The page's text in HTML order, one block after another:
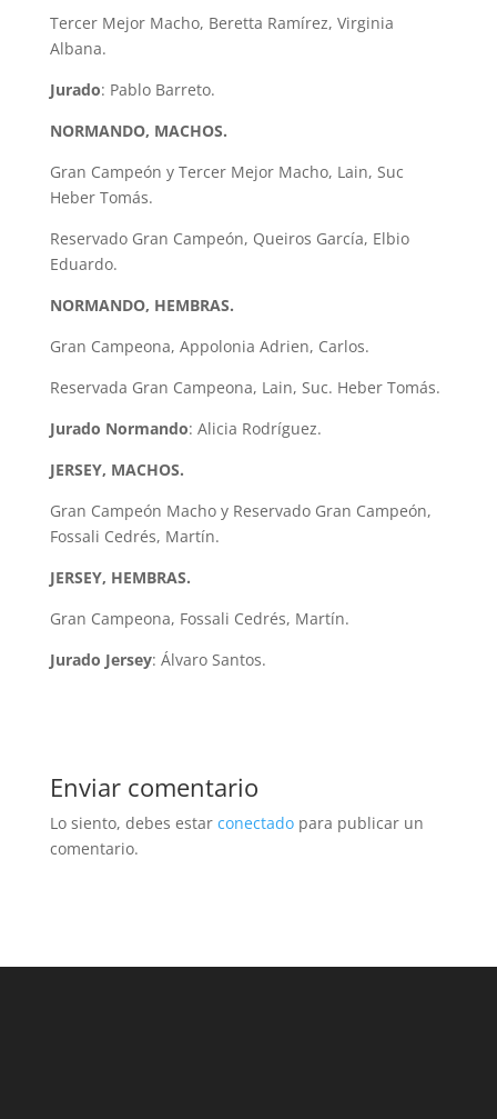
Tercer Mejor Macho, Beretta Ramírez, Virginia
Albana.
Jurado: Pablo Barreto.
NORMANDO, MACHOS.
Gran Campeón y Tercer Mejor Macho, Lain, Suc
Heber Tomás.
Reservado Gran Campeón, Queiros García, Elbio
Eduardo.
NORMANDO, HEMBRAS.
Gran Campeona, Appolonia Adrien, Carlos.
Reservada Gran Campeona, Lain, Suc. Heber Tomás.
Jurado Normando: Alicia Rodríguez.
JERSEY, MACHOS.
Gran Campeón Macho y Reservado Gran Campeón,
Fossali Cedrés, Martín.
JERSEY, HEMBRAS.
Gran Campeona, Fossali Cedrés, Martín.
Jurado Jersey: Álvaro Santos.
Enviar comentario
Lo siento, debes estar conectadopara publicar un
comentario.